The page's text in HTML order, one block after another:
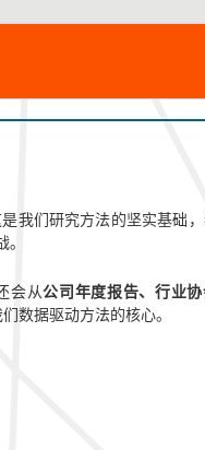
我们研究方法的坚实基础，
会从公司年度报告、行业
数据驱动方法的核心。